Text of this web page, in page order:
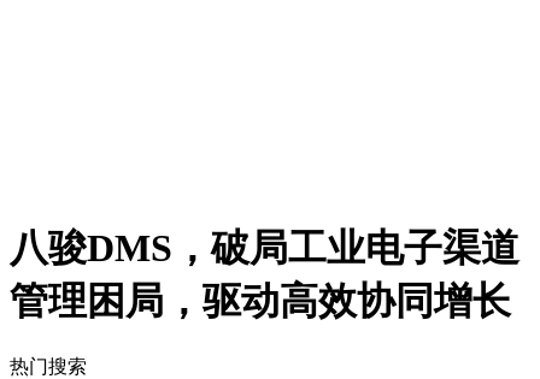
八骏DMS，破局工业电子渠道
管理困局，驱动高效协同增长
热门搜索